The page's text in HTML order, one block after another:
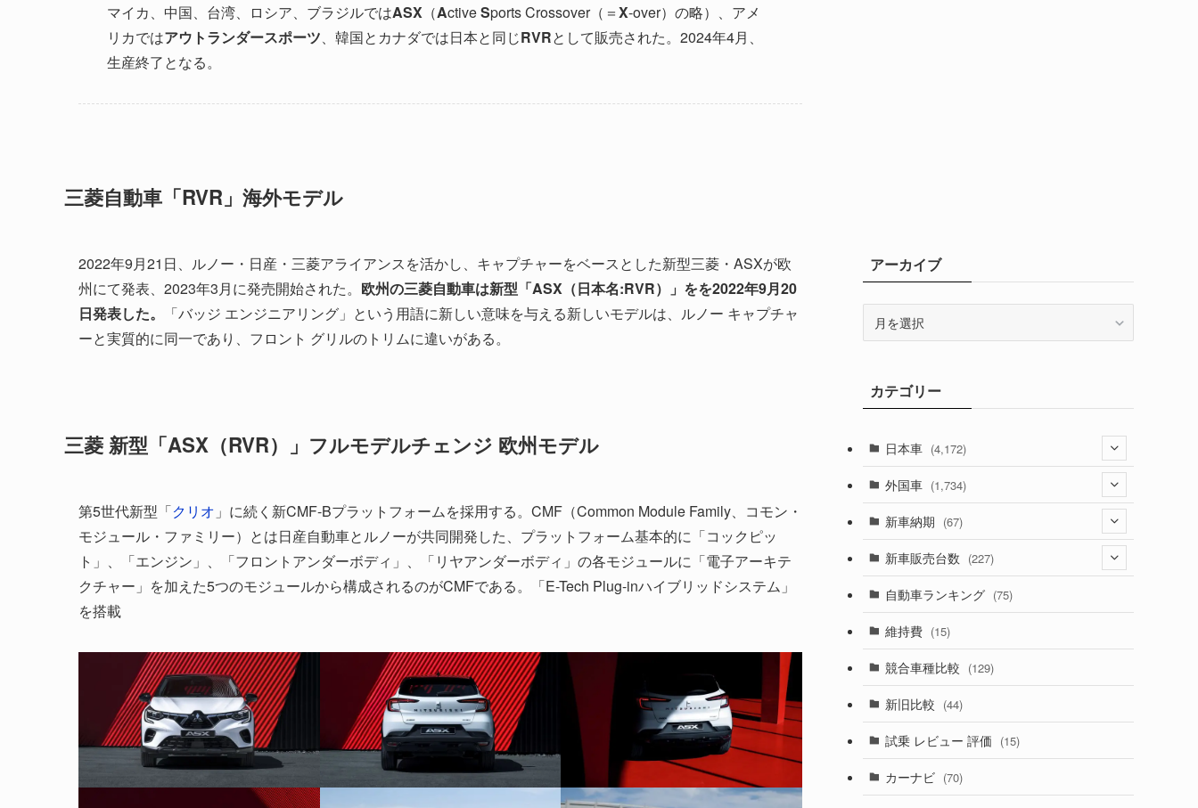
マイカ、中国、台湾、ロシア、ブラジルではASX （ActiveSports Crossover（＝X-over）の略）、アメ
リカではアウトランダースポーツ、韓国とカナダでは日本と同じRVRとして販売された。2024年4月、
生産終了となる。
三菱自動車「RVR」海外モデル
2022年9月21日、ルノー・日産・三菱アライアンスを活かし、キャプチャーをベースとした新型三菱・ASXが欧
州にて発表、2023年3月に発売開始された。 欧州の三菱自動車は新型「ASX（日本名:RVR）」をを2022年9月20
日発表した。
「バッジ エンジニアリング」という用語に新しい意味を与える新しいモデルは、ルノー キャプチャ
ーと実質的に同一であり、フロント グリルのトリムに違いがある。
三菱 新型「ASX（RVR）」フルモデルチェンジ 欧州モデル
第5世代新型「クリオ 」に続く新CMF-Bプラットフォームを採用する。CMF（Common Module Family、コモン・
モジュール・ファミリー）とは日産自動車とルノーが共同開発した、プラットフォーム基本的に「コックピッ
ト」、「エンジン」、「フロントアンダーボディ」、「リヤアンダーボディ」の各モジュールに「電子アーキテ
クチャー」を加えた5つのモジュールから構成されるのがCMFである。「E-Tech Plug-inハイブリッドシステム」
を搭載
アーカイブ
ブカテゴリー
日本車 (4,172)
(1,321)
(329)
(525)
(357)
(328)
(194)
(230)
(253)
外国車 (1,734)
(188)
(242)
(85)
(84)
(14)
(222)
(50)
(58)
新車納期 (67)
(28)
(8)
(3)
(3)
(5)
(1)
新車販売台数 (227)
(21)
(5)
(7)
(5)
自動車ランキング (75)
維持費 (15)
競合車種比較 (129)
新旧比較 (44)
試乗 レビュー 評価 (15)
カーナビ (70)